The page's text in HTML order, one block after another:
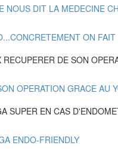
NOUS DIT LA MEDECINE
ON
DE SON
OPERATION GRACE AU
SUPER EN CAS
ENDO-FRIENDLY